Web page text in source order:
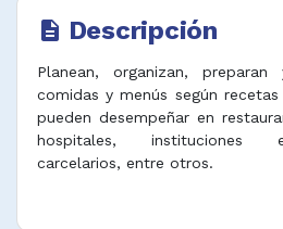
description Descripción
Planean, organizan,
comidas y menús según
pueden desempeñar en
hospitales, instituciones
carcelarios, entre otros.